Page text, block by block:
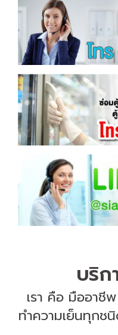
บริก
เรา คือ มืออาชี
ทำความเย็นทุกช